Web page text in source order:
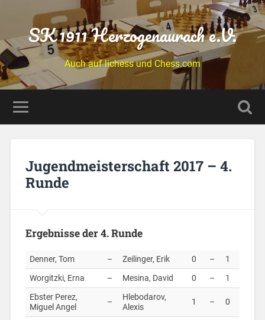
SK 1911 Herzogenaurach e.V.
Auch auf lichess und Chess.com
Jugendmeisterschaft 2017 – 4.
Runde
Ergebnisse der 4. Runde
Denner, Tom – Zeilinger, Erik 0 –
1
Worgitzki, Erna
– Mesina, David 0 –
1
Ebster Perez,
Miguel Angel
–
Hlebodarov,
Alexis
1 – 0